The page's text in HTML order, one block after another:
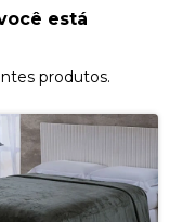
está
produtos.